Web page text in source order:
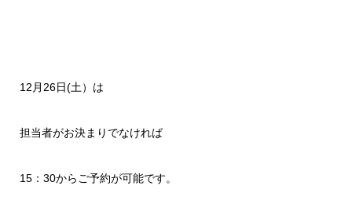
12月26日(土）は
担当者がお決まりでなければ
15：30からご予約が可能です。